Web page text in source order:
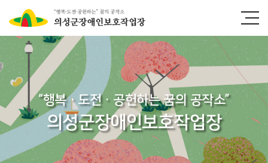
“행복·도전·공헌하는 꿈의 공작소”
의성군장애인보호작업장